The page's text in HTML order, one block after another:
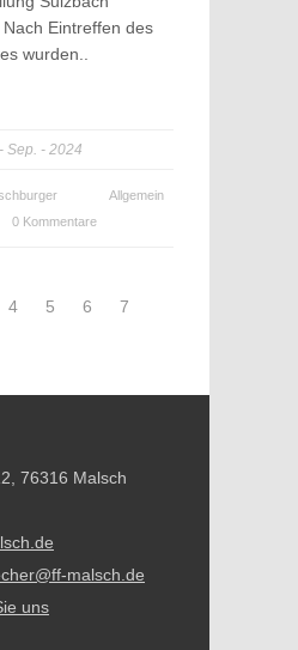
Eintreffen des
wurden..
Sep. 2024
Allgemein
0 Kommentare
4 5 6 7
76316 Malsch
malsch.de
uns